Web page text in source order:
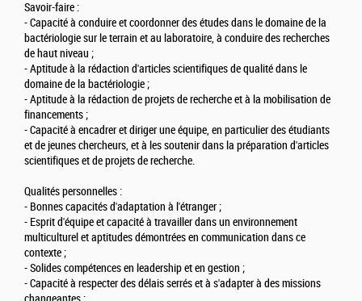
Savoir-faire :
- Capacité à conduire et coordonner des études dans le domaine de la
bactériologie sur le terrain et au laboratoire, à conduire des recherches
de haut niveau ;
- Aptitude à la rédaction d'articles scientifiques de qualité dans le
domaine de la bactériologie ;
- Aptitude à la rédaction de projets de recherche et à la mobilisation de
financements ;
- Capacité à encadrer et diriger une équipe, en particulier des étudiants
et de jeunes chercheurs, et à les soutenir dans la préparation d'articles
scientifiques et de projets de recherche.
Qualités personnelles :
- Bonnes capacités d'adaptation à l'étranger ;
- Esprit d'équipe et capacité à travailler dans un environnement
multiculturel et aptitudes démontrées en communication dans ce
contexte ;
- Solides compétences en leadership et en gestion ;
- Capacité à respecter des délais serrés et à s'adapter à des missions